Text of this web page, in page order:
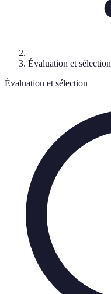
Évaluation et sélection
Évaluation et sélection